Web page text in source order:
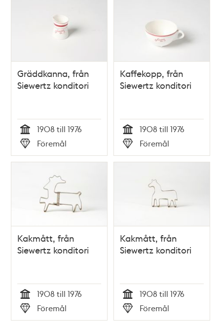
Gräddkanna, från
Siewertz konditori
Tid
1908 till 1976
Typ
Föremål
Kaffekopp, från
Siewertz konditori
Tid
1908 till 1976
Typ
Föremål
Kakmått, från
Siewertz konditori
Tid
1908 till 1976
Typ
Föremål
Kakmått, från
Siewertz konditori
Tid
1908 till 1976
Typ
Föremål